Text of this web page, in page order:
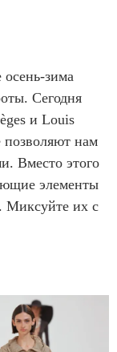
осень-зима
Сегодня
и Louis
позволяют нам
Вместо этого
элементы
Миксуйте их с